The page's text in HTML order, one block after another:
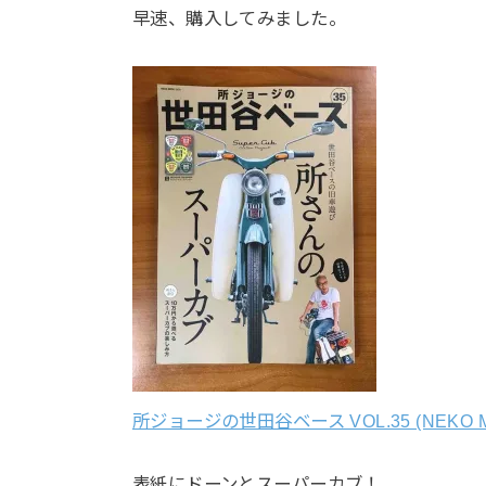
早速、購入してみました。
所ジョージの世田谷ベース VOL.35 (NEKO